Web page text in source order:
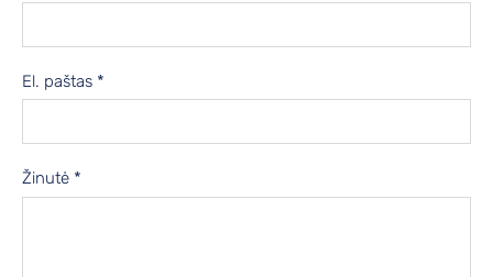
El. paštas *
Žinutė *